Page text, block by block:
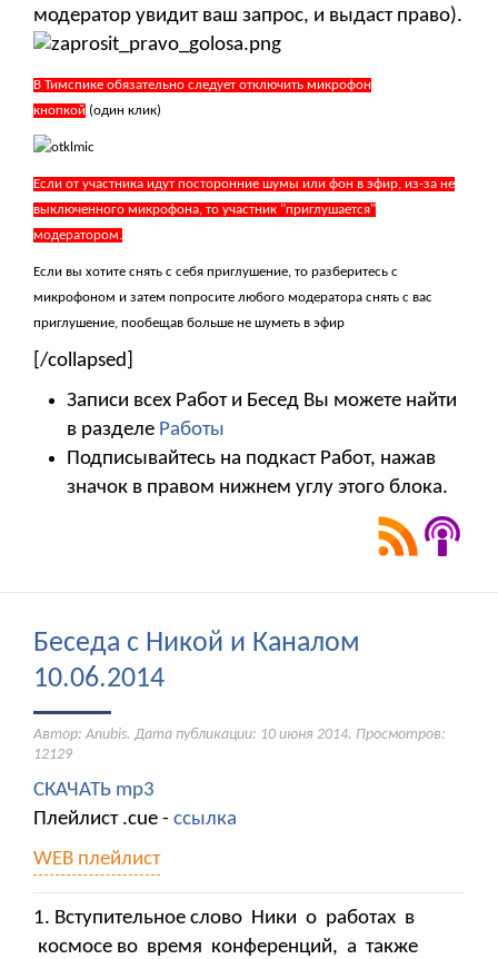
модератор увидит ваш запрос, и выдаст право).
В Тимспике обязательно следует отключить микрофон
кнопкой (один клик)
Если от участника идут посторонние шумы или фон в эфир, из-за не
выключенного микрофона, то участник "приглушается"
модератором.
Если вы хотите снять с себя приглушение, то разберитесь с
микрофоном и затем попросите любого модератора снять с вас
приглушение, пообещав больше не шуметь в эфир
[/collapsed]
Записи всех Работ и Бесед Вы можете найти
в разделе Работы
Подписывайтесь на подкаст Работ, нажав
значок в правом нижнем углу этого блока.
Беседа с Никой и Каналом
10.06.2014
Автор: Anubis. Дата публикации: 10 июня 2014. Просмотров:
12129
СКАЧАТЬ mp3
Плейлист .cue - ссылка
WEB плейлист
1. Вступительное слово Ники о работах в
космосе во время конференций, а также